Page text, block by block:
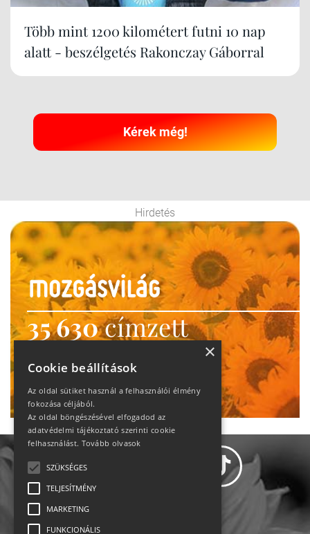
Több mint 1200 kilométert futni 10 nap
alatt - beszélgetés Rakonczay Gáborral
Kérek még!
Hirdetés
35 630címzett
heti motiváció
Ne maradj le!
×
Cookie beállítások
Az oldal sütiket használ a felhasználói élmény
fokozása céljából.
Az oldal böngészésével elfogadod az
adatvédelmi tájékoztató szerinti cookie
felhasználást. Tovább olvasok
SZÜKSÉGES
TELJESÍTMÉNY
MARKETING
FUNKCIONÁLIS